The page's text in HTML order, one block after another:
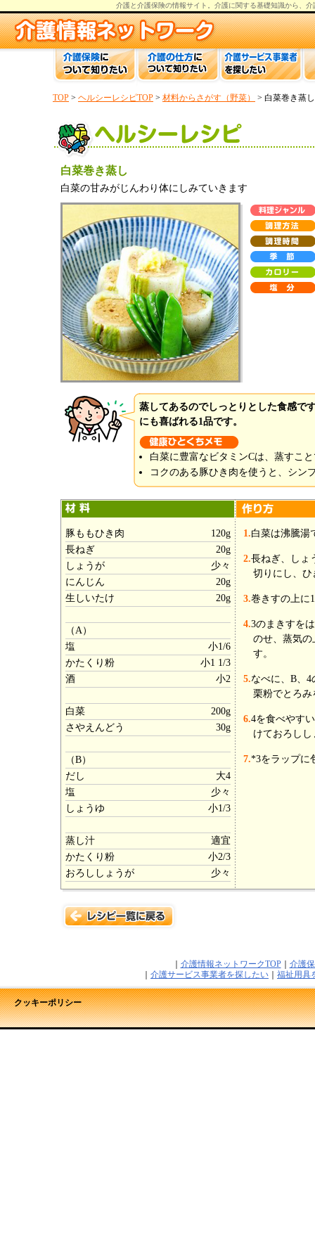
介護と介護保険の情報サイト。 介護に関する基礎知識から、 介
TOP > ヘルシーレシピTOP > 材料からさがす（野菜） > 白菜巻き蒸し
白菜巻き蒸し
白菜の甘みがじんわり体にしみていきます
蒸してあるのでしっとりとした食感で
にも喜ばれる1品です。
白菜に豊富なビタミンCは、蒸すこ
コクのある豚ひき肉を使うと、シン
豚ももひき肉
120g
長ねぎ
20g
しょうが
少々
にんじん
20g
生しいたけ
20g
（A）
塩
小1/6
かたくり粉
小1 1/3
酒
小2
白菜
200g
さやえんどう
30g
（B）
だし
大4
塩
少々
しょうゆ
小1/3
蒸し汁
適宜
かたくり粉
小2/3
おろししょうが
少々
1.白菜は沸騰湯
2.長ねぎ、しょ
切りにし、
3.巻きすの上に
4.3のまきすを
のせ、蒸気の
す。
5.なべに、B、
栗粉でとろみ
6.4を食べやす
けておろし
7.*3をラップに
介護情報ネットワークTOP｜ 介護
介護サービス事業者を探したい 福祉用具
クッキーポリシー